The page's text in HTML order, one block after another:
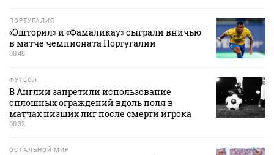
ПОРТУГАЛИЯ
«Эшторил» и «Фамаликау» сыграли вничью
в матче чемпионата Португалии
00:48
ФУТБОЛ
В Англии запретили использование
сплошных ограждений вдоль поля в
матчах низших лиг после смерти игрока
00:32
ОСТАЛЬНОЙ МИР